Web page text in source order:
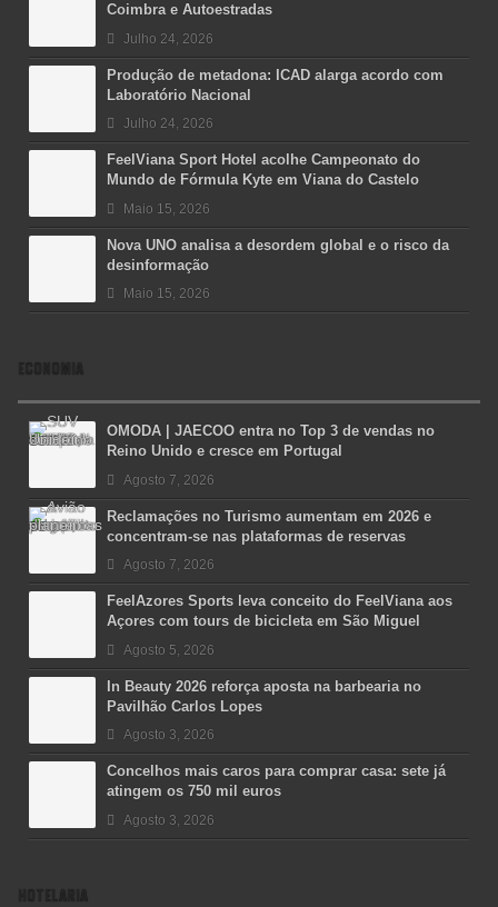
Coimbra e Autoestradas
Julho 24, 2026
Produção de metadona: ICAD alarga acordo com
Laboratório Nacional
Julho 24, 2026
FeelViana Sport Hotel acolhe Campeonato do
Mundo de Fórmula Kyte em Viana do Castelo
Maio 15, 2026
Nova UNO analisa a desordem global e o risco da
desinformação
Maio 15, 2026
ECONOMIA
OMODA | JAECOO entra no Top 3 de vendas no
Reino Unido e cresce em Portugal
Agosto 7, 2026
Reclamações no Turismo aumentam em 2026 e
concentram-se nas plataformas de reservas
Agosto 7, 2026
FeelAzores Sports leva conceito do FeelViana aos
Açores com tours de bicicleta em São Miguel
Agosto 5, 2026
In Beauty 2026 reforça aposta na barbearia no
Pavilhão Carlos Lopes
Agosto 3, 2026
Concelhos mais caros para comprar casa: sete já
atingem os 750 mil euros
Agosto 3, 2026
HOTELARIA